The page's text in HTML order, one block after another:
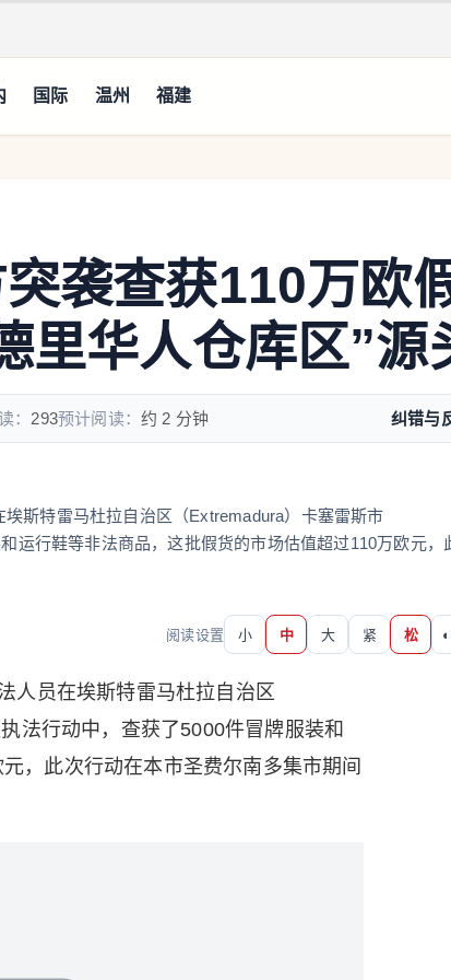
国际 温州 福建
突袭查获110万欧
里华人仓库区”源
： 293预计阅读：约 2 分钟 纠错与
斯特雷马杜拉自治区（Extremadura）卡塞雷斯市
运行鞋等非法商品，这批假货的市场估值超过110万欧元，
阅读设置 小 中 大 紧 松 ◐
人员在埃斯特雷马杜拉自治区
法行动中，查获了5000件冒牌服装和
，此次行动在本市圣费尔南多集市期间